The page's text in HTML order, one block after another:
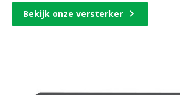
Bekijk onze versterker